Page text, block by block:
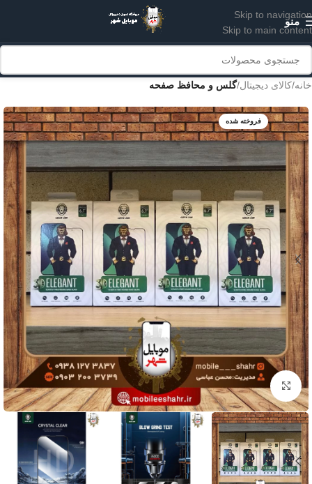
Skip to navigation
Skip to main content
منو
خانه کالای دیجیتال گلس و محافظ صفحه
فروخته شده
IPHONE 14
IPHONE 14PROMAX
IPHONE 14MAX/14PLU
S
برای بزرگنمایی کلیک کنید